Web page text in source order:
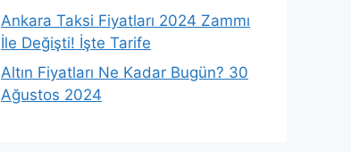
Ankara Taksi Fiyatları 2024 Zammı
İle Değişti! İşte Tarife
Altın Fiyatları Ne Kadar Bugün? 30
Ağustos 2024